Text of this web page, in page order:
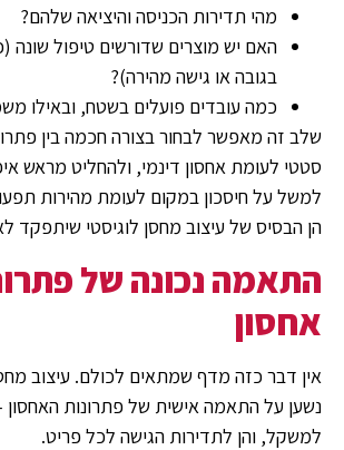
מהי תדירות הכניסה והיציאה שלהם?
האם יש מוצרים שדורשים טיפול שונה
בגובה או גישה מהירה)?
כמה עובדים פועלים בשטח, ובאילו
שלב זה מאפשר לבחור בצורה חכמה בין
סטטי לעומת אחסון דינמי, ולהחליט מראש
למשל על חיסכון במקום לעומת מהירות
הן הבסיס של עיצוב מחסן לוגיסטי שיתפקד
התאמה נכונה של
אחסון
אין דבר כזה מדף שמתאים לכולם. עיצוב
נשען על התאמה אישית של פתרונות האחסון
למשקל, והן לתדירות הגישה לכל פריט.